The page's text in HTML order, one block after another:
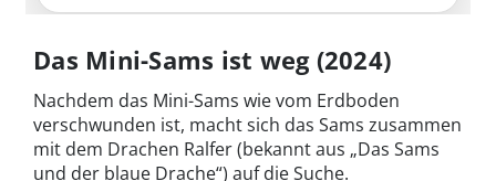
Das Mini-Sams ist weg (2024)
Nachdem das Mini-Sams wie vom Erdboden
verschwunden ist, macht sich das Sams zusammen
mit dem Drachen Ralfer (bekannt aus „Das Sams
und der blaue Drache“) auf die Suche.